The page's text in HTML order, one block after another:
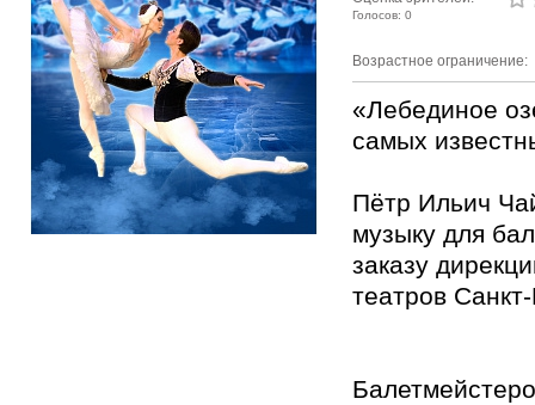
Голосов: 0
Возрастное ограничение:
«Лебединое
самых
Пётр Ильич
музыку для
заказу
театров